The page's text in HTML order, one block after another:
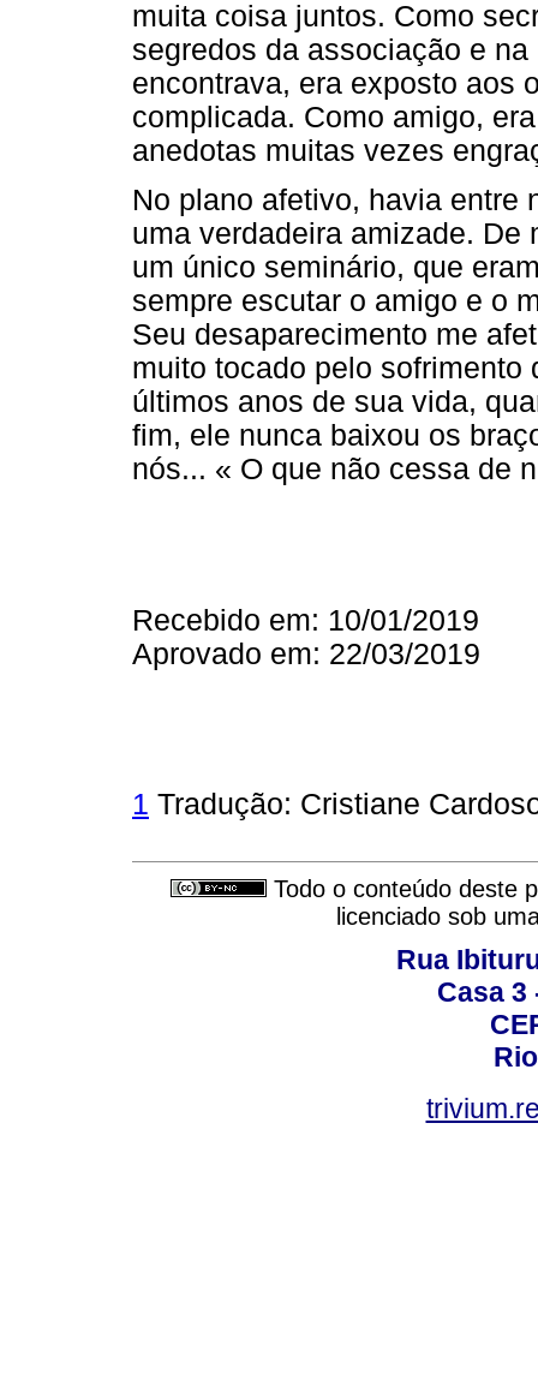
muita coisa juntos. Como
segredos da associação e
encontrava, era exposto aos
complicada. Como amigo,
anedotas muitas vezes
No plano afetivo, havia entre
uma verdadeira amizade. De
um único seminário, que
sempre escutar o amigo e o
Seu desaparecimento me
muito tocado pelo sofrimento
últimos anos de sua vida,
fim, ele nunca baixou os
nós... « O que não cessa de
Recebido em: 10/01/2019
Aprovado em: 22/03/2019
1 Tradução: Cristiane
Todo o conteúdo deste
licenciado sob
Rua
Casa 3